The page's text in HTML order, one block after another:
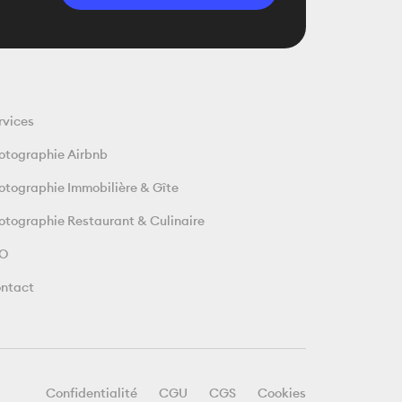
Airbnb
Immobilière & Gîte
Restaurant & Culinaire
Confidentialité CGU CGS Cookies